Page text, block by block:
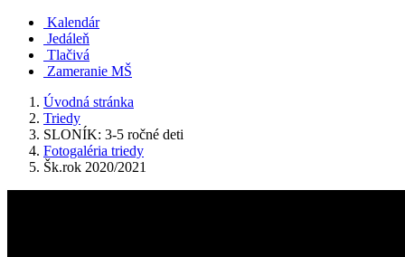
Kalendár
Jedáleň
Tlačivá
Zameranie MŠ
Úvodná stránka
Triedy
SLONÍK: 3-5 ročné deti
Fotogaléria triedy
Šk.rok 2020/2021